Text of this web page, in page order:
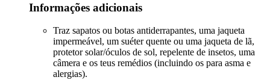
Informações adicionais
Traz sapatos ou botas antiderrapantes, uma jaqueta
impermeável, um suéter quente ou uma jaqueta de lã,
protetor solar/óculos de sol, repelente de insetos, uma
câmera e os teus remédios (incluindo os para asma e
alergias).